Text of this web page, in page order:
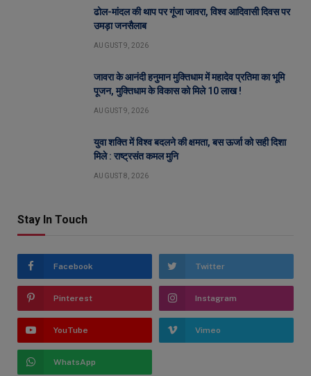
ढोल-मांदल की थाप पर गूंजा जावरा, विश्व आदिवासी दिवस पर
उमड़ा जनसैलाब
AUGUST 9, 2026
जावरा के आनंदी हनुमान मुक्तिधाम में महादेव प्रतिमा का भूमि
पूजन, मुक्तिधाम के विकास को मिले 10 लाख !
AUGUST 9, 2026
युवा शक्ति में विश्व बदलने की क्षमता, बस ऊर्जा को सही दिशा
मिले : राष्ट्रसंत कमल मुनि
AUGUST 8, 2026
Stay In Touch
Facebook Twitter
Pinterest Instagram
YouTube Vimeo
WhatsApp